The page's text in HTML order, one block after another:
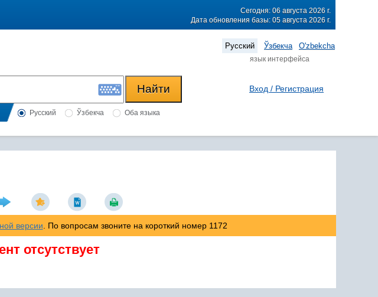
Сегодня: 06 августа 2026 г.
Дата обновления базы: 05 августа 2026 г.
Русский Ўзбекча O'zbekcha
язык интерфейса
Русский Ўзбекча Оба языка
Вход / Регистрация
версии . По вопросам звоните на короткий номер 1172
отсутствует